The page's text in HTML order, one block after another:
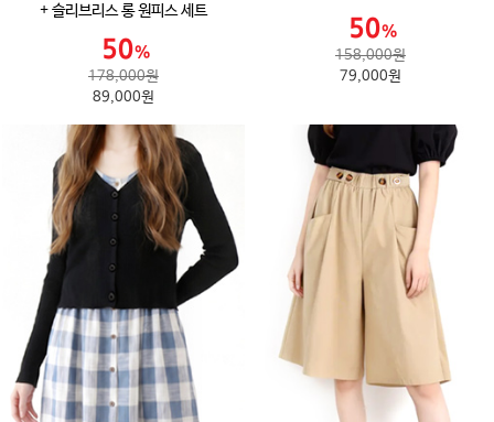
+ 슬리브리스 롱 원피스 세트
178,000원
89,000원
158,000원
79,000원